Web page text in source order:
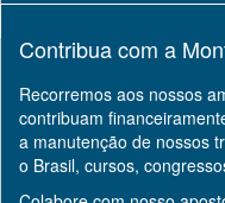
Contribua com a
Recorremos aos nossos
contribuam
a manutenção de nossos
o Brasil, cursos,